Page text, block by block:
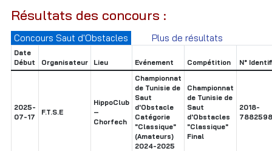
Résultats des concours :
Concours Saut d'Obstacles Plus de résultats
Date
Début
Organisateur Lieu Evénement Compétition N°
2025-
07-17
F.T.S.E
HippoClub
–
Chorfech
Championnat
de Tunisie de
Saut
d'Obstacle
Catégorie
"Classique"
(Amateurs)
2024-2025
Championnat
de Tunisie de
Saut
d'Obstacles
"Classique"
Final
2018-